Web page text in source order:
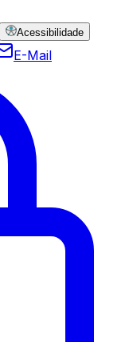
Acessibilidade
E-Mail